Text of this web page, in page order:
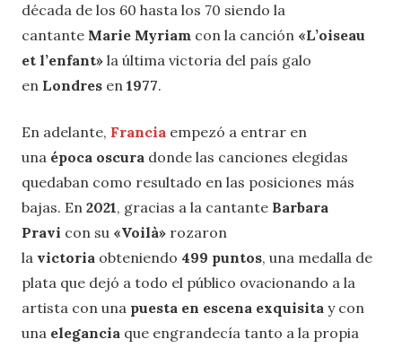
década de los 60 hasta los 70 siendo la
cantante Marie Myriam con la canción «L’oiseau
et l’enfant» la última victoria del país galo
en Londres en 1977.
En adelante, Francia empezó a entrar en
una época oscura donde las canciones elegidas
quedaban como resultado en las posiciones más
bajas. En 2021, gracias a la cantante Barbara
Pravi con su «Voilà» rozaron
la victoria obteniendo 499 puntos, una medalla de
plata que dejó a todo el público ovacionando a la
artista con una puesta en escena exquisita y con
una elegancia que engrandecía tanto a la propia